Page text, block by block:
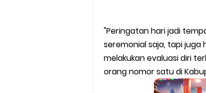
"Peringatan hari jadi
seremonial saja, tapi juga
melakukan evaluasi diri
orang nomor satu di